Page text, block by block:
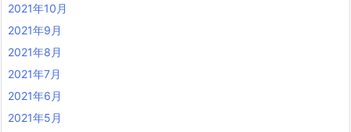
2021年10月
2021年9月
2021年8月
2021年7月
2021年6月
2021年5月